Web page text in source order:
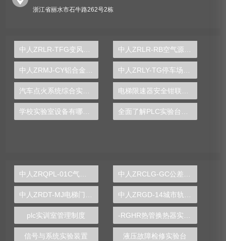
浙江省丽水市石牛路262号2栋
plc实训室管理制度
信号与系统实验装置 液压故障检修实验台